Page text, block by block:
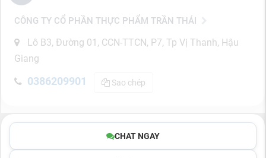
CÔNG TY CỔ PHẦN THỰC PHẨM TRẦN THÁI
Lô B3, Đường 01, CCN-TTCN, P7, Tp Vị Thanh, Hậu
Giang
0386209901 Sao chép
CHAT NGAY